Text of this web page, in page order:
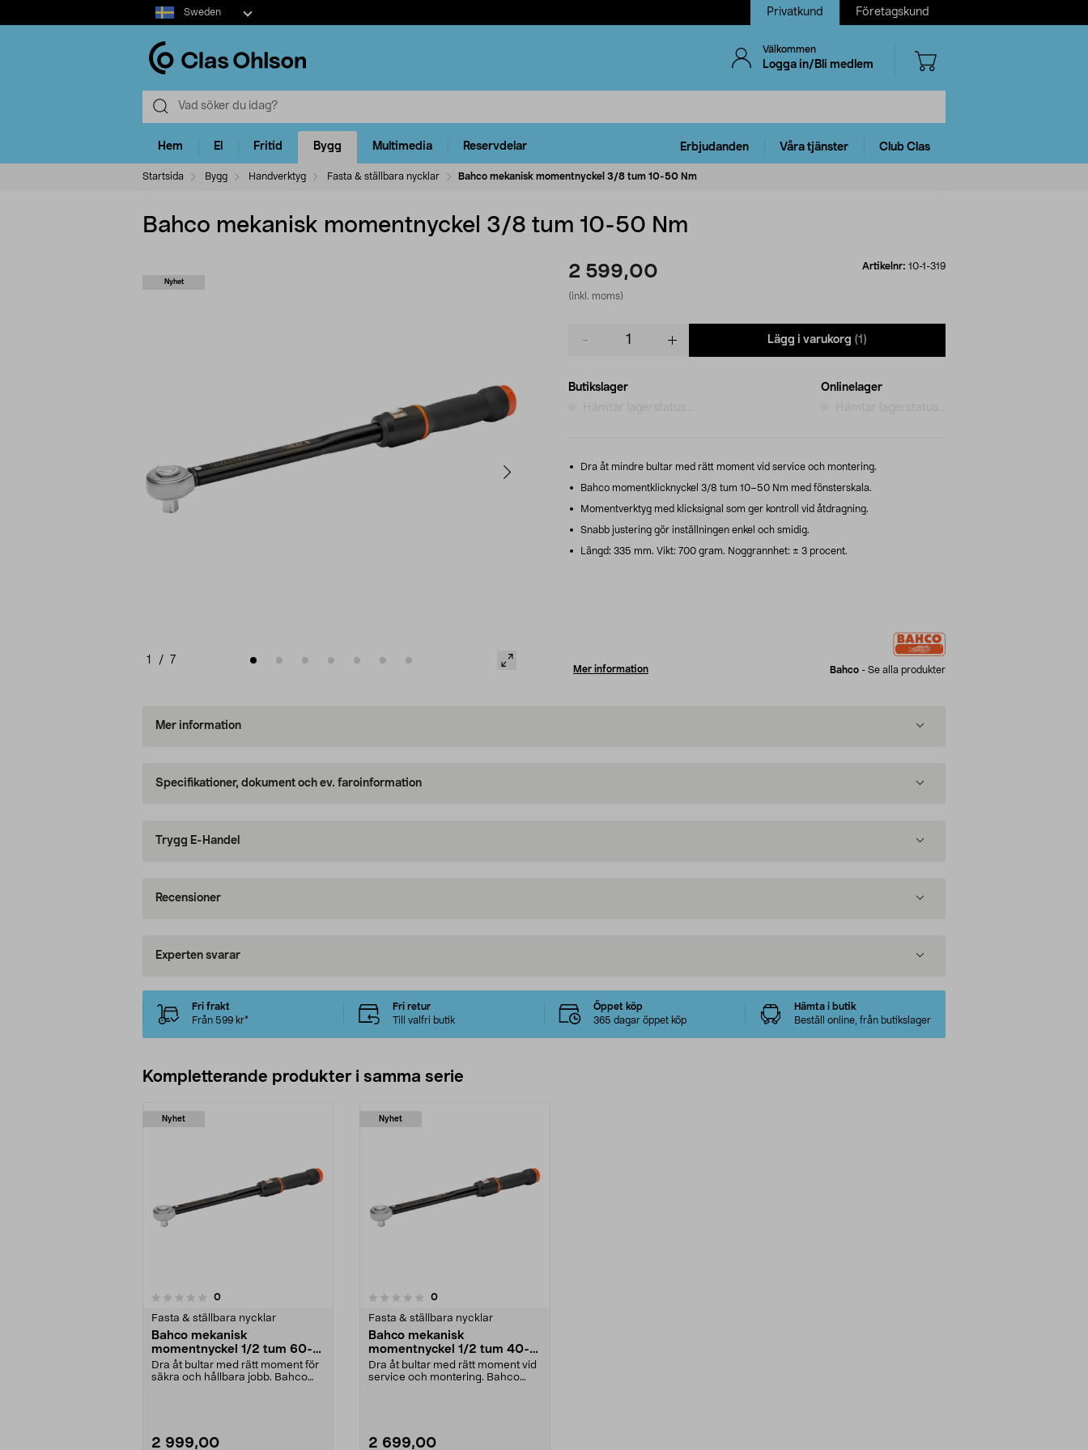
Select
market
Sweden Privatkund Företagskund
Välkommen
Logga in/Bli medlem
Hem El Fritid Bygg Multimedia Reservdelar Erbjudanden Våra tjänster Club Clas
Startsida Bygg Handverktyg Fasta & ställbara nycklar Bahco mekanisk momentnyckel 3/8 tum 10-50 Nm
Bahco mekanisk momentnyckel 3/8 tum 10-50 Nm
Nyhet
1 / 7
2 599,00
(inkl. moms)
Artikelnr: 10-1-319
Lägg i varukorg (1)
Butikslager
Onlinelager
Dra åt mindre bultar med rätt moment vid service och montering.
Bahco momentklicknyckel 3/8 tum 10–50 Nm med fönsterskala.
Momentverktyg med klicksignal som ger kontroll vid åtdragning.
Snabb justering gör inställningen enkel och smidig.
Längd: 335 mm. Vikt: 700 gram. Noggrannhet: ± 3 procent.
Mer information Bahco - Se alla produkter
Mer information
Specifikationer, dokument och ev. faroinformation
Trygg E-Handel
Recensioner
Experten svarar
Fri frakt
Från 599 kr*
Fri retur
Till valfri butik
Öppet köp
365 dagar öppet köp
Hämta i butik
Beställ online, från butikslager
Kompletterande produkter i samma serie
Nyhet
0recensioner
Fasta & ställbara nycklar
Bahco mekanisk
momentnyckel 1/2 tum 60-
340 Nm
Dra åt bultar med rätt moment för
säkra och hållbara jobb. Bahco
2 999,00
Nyhet
0.0 av 5 stjärnor 0recensioner
Fasta & ställbara nycklar
Bahco mekanisk
momentnyckel 1/2 tum 40-
200 Nm
Dra åt bultar med rätt moment vid
service och montering. Bahco
2 699,00